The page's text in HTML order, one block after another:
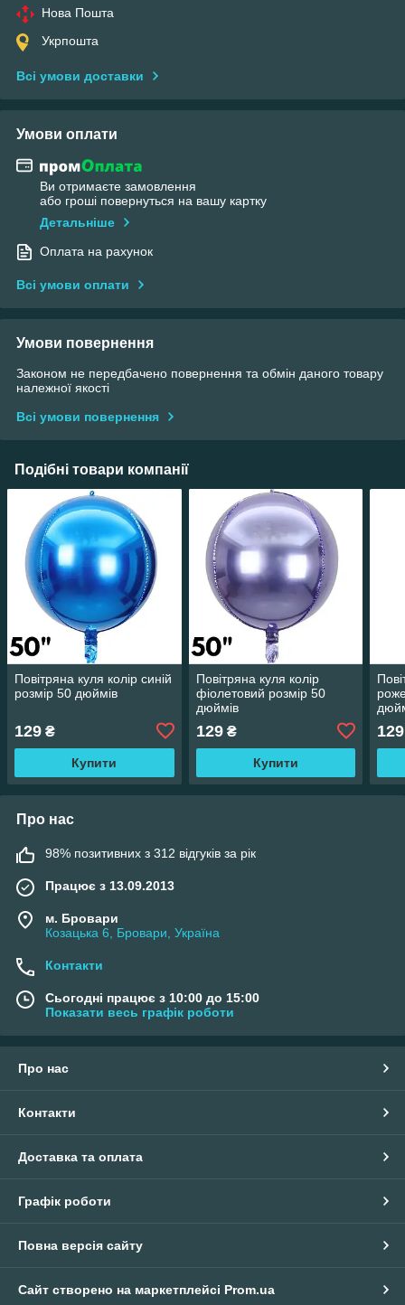
Нова Пошта
Укрпошта
Всі умови доставки
Умови оплати
Ви отримаєте замовлення
або гроші повернуться на вашу картку
Детальніше
Оплата на рахунок
Всі умови оплати
Умови повернення
Законом не передбачено повернення та обмін даного товару
належної якості
Всі умови повернення
Подібні товари компанії
Повітряна куля колір синій
розмір 50 дюймів
129 ₴
Купити
Повітряна куля колір
фіолетовий розмір 50
дюймів
129₴
Купити
129
Про нас
98% позитивних з 312 відгуків за рік
Працює з 13.09.2013
м. Бровари
Козацька 6, Бровари, Україна
Контакти
Сьогодні працює з 10:00 до 15:00
Показати весь графік роботи
Про нас
Контакти
Доставка та оплата
Графік роботи
Повна версія сайту
Сайт створено на маркетплейсі Prom.ua